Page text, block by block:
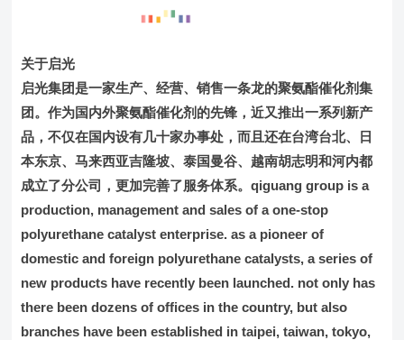
关于启光
启光集团是一家生产、经营、销售一条龙的聚氨酯催化剂集
团。作为国内外聚氨酯催化剂的先锋，近又推出一系列新产
品，不仅在国内设有几十家办事处，而且还在台湾台北、日
本东京、马来西亚吉隆坡、泰国曼谷、越南胡志明和河内都
成立了分公司，更加完善了服务体系。qiguang group is a
production, management and sales of a one-stop
polyurethane catalyst enterprise. as a pioneer of
domestic and foreign polyurethane catalysts, a series of
new products have recently been launched. not only has
there been dozens of offices in the country, but also
branches have been established in taipei, taiwan, tokyo,